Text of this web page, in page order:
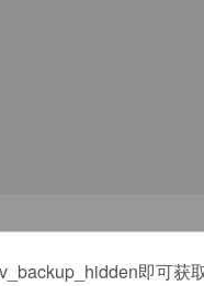
即可获